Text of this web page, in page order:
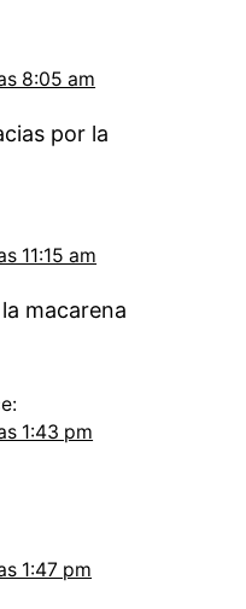
8:05 am
por la
11:15 am
macarena
1:43 pm
1:47 pm